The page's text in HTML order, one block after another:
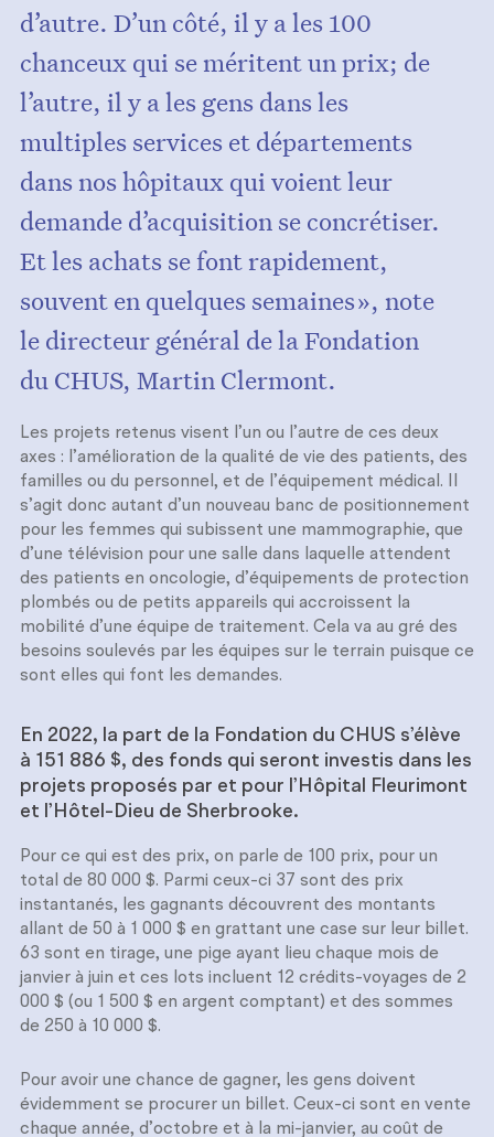
d’autre. D’un côté, il y a les 100
chanceux qui se méritent un prix; de
l’autre, il y a les gens dans les
multiples services et départements
dans nos hôpitaux qui voient leur
demande d’acquisition se concrétiser.
Et les achats se font rapidement,
souvent en quelques semaines », note
le directeur général de la Fondation
du CHUS, Martin Clermont.
Les projets retenus visent l’un ou l’autre de ces deux
axes : l’amélioration de la qualité de vie des patients, des
familles ou du personnel, et de l’équipement médical. Il
s’agit donc autant d’un nouveau banc de positionnement
pour les femmes qui subissent une mammographie, que
d’une télévision pour une salle dans laquelle attendent
des patients en oncologie, d’équipements de protection
plombés ou de petits appareils qui accroissent la
mobilité d’une équipe de traitement. Cela va au gré des
besoins soulevés par les équipes sur le terrain puisque ce
sont elles qui font les demandes.
En 2022, la part de la Fondation du CHUS s’élève
à 151 886 $, des fonds qui seront investis dans les
projets proposés par et pour l’Hôpital Fleurimont
et l’Hôtel-Dieu de Sherbrooke.
Pour ce qui est des prix, on parle de 100 prix, pour un
total de 80 000 $. Parmi ceux-ci 37 sont des prix
instantanés, les gagnants découvrent des montants
allant de 50 à 1 000 $ en grattant une case sur leur billet.
63 sont en tirage, une pige ayant lieu chaque mois de
janvier à juin et ces lots incluent 12 crédits-voyages de 2
000 $ (ou 1 500 $ en argent comptant) et des sommes
de 250 à 10 000 $.
Pour avoir une chance de gagner, les gens doivent
évidemment se procurer un billet. Ceux-ci sont en vente
chaque année, d’octobre et à la mi-janvier, au coût de